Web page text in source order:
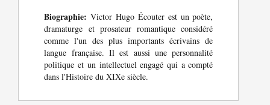
Biographie: Victor Hugo Écouter est un poète,
dramaturge et prosateur romantique considéré
comme l'un des plus importants écrivains de
langue française. Il est aussi une personnalité
politique et un intellectuel engagé qui a compté
dans l'Histoire du XIXe siècle.